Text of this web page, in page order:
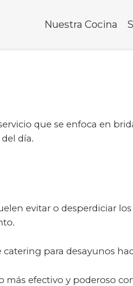
Nuestra Cocina
que se enfoca en
día.
evitar o desperdiciar
catering para desayunos
efectivo y poderoso